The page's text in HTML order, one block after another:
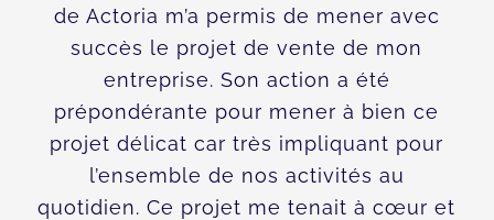
de Actoria m’a permis de mener avec
succès le projet de vente de mon
entreprise. Son action a été
prépondérante pour mener à bien ce
projet délicat car très impliquant pour
l’ensemble de nos activités au
quotidien. Ce projet me tenait à cœur et